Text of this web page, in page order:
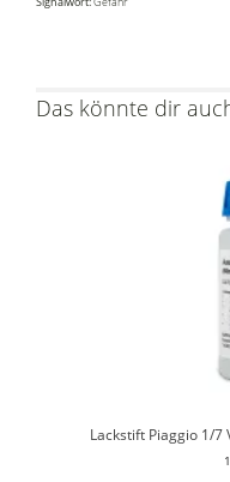
Das könnte dir
Lackstift Piaggio 1/7